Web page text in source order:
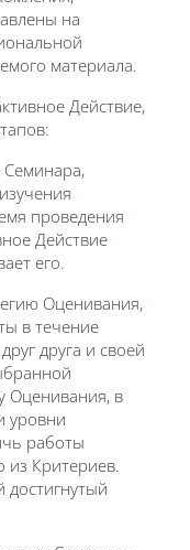
на
материала.
Действие,
Семинара,
проведения
Действие
его.
Оценивания,
в течение
друга и своей
Оценивания, в
уровни
работы
из Критериев.
достигнутый